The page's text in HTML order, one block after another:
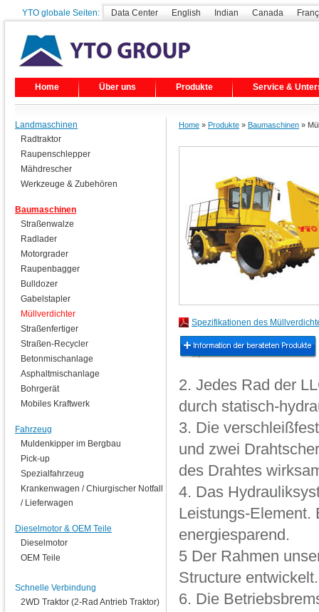
YTO globale Seiten: Data Center English Indian Canada
Home Über uns Produkte Service &
Home » Produkte » Baumaschinen »
Spezifikationen des
2. Jedes Rad der
durch statisch-
3. Die
und zwei
des Drahtes
4. Das
Leistungs-Element.
energiesparend.
5 Der Rahmen
Structure entwickelt.
6. Die
Landmaschinen
Radtraktor
Raupenschlepper
Mähdrescher
Werkzeuge & Zubehören
Baumaschinen
Straßenwalze
Radlader
Motorgrader
Raupenbagger
Bulldozer
Gabelstapler
Müllverdichter
Straßenfertiger
Straßen-Recycler
Betonmischanlage
Asphaltmischanlage
Bohrgerät
Mobiles Kraftwerk
Fahrzeug
Muldenkipper im Bergbau
Pick-up
Spezialfahrzeug
Krankenwagen / Chiurgischer Notfall
/ Lieferwagen
Dieselmotor & OEM Teile
Dieselmotor
OEM Teile
Schnelle Verbindung
2WD Traktor (2-Rad Antrieb Traktor)